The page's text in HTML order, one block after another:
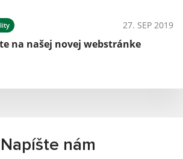
27. SEP 2019
na našej novej webstránke
Napíšte nám